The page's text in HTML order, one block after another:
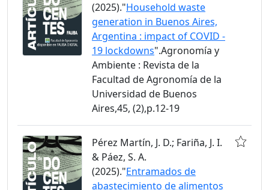
(2025)."Household waste
generation in Buenos Aires,
Argentina : impact of COVID -
19 lockdowns".Agronomía y
Ambiente : Revista de la
Facultad de Agronomía de la
Universidad de Buenos
Aires,45, (2),p.12-19
Pérez Martín, J. D.; Fariña, J. I.
& Páez, S. A.
(2025)."Entramados de
abastecimiento de alimentos